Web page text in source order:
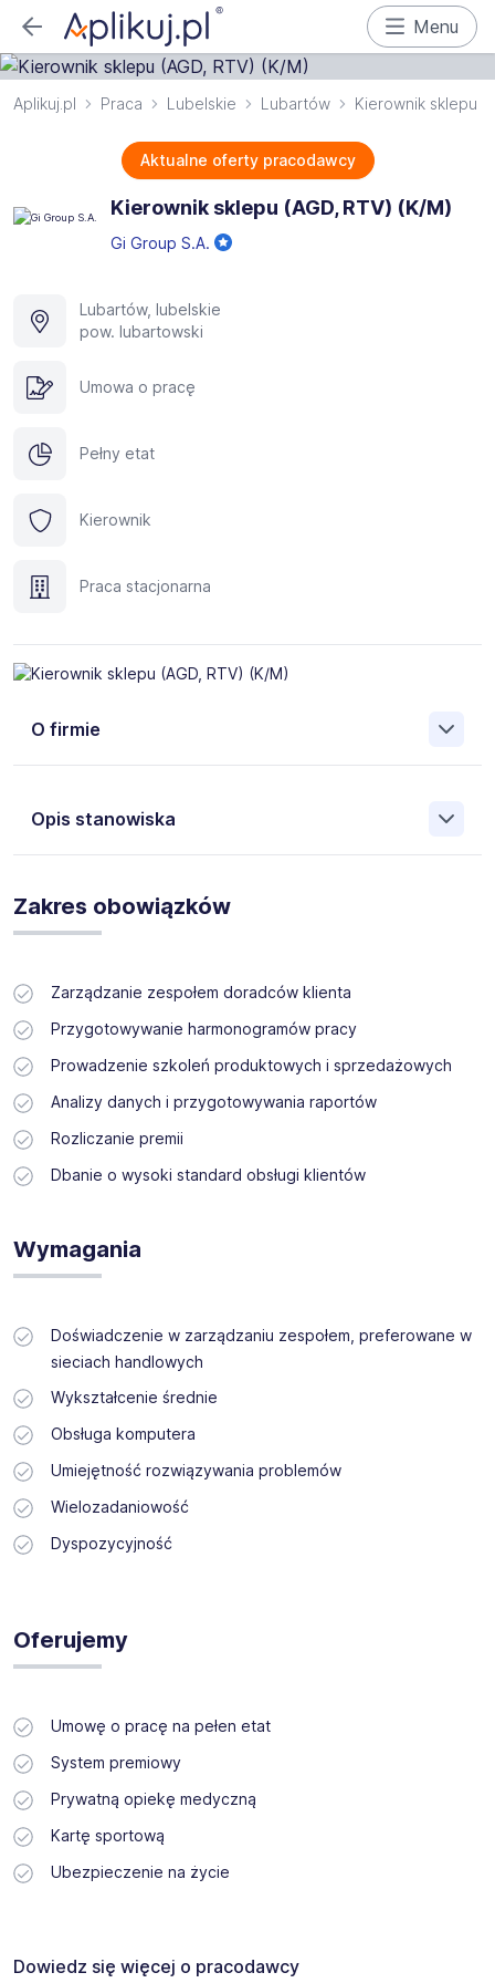
Menu
Aplikuj.pl Praca Lubelskie Lubartów Kierownik sklepu
Aktualne oferty pracodawcy
Kierownik sklepu (AGD, RTV) (K/M)
Gi Group S.A.
Lubartów, lubelskie
pow. lubartowski
Umowa o pracę
Pełny etat
Kierownik
Praca stacjonarna
O firmie
Opis stanowiska
Prowadzimy rekrutację dla sieci sklepów z artykułami RTV
i AGD.
Zakres obowiązków
Zarządzanie zespołem doradców klienta
Przygotowywanie harmonogramów pracy
Prowadzenie szkoleń produktowych i sprzedażowych
Analizy danych i przygotowywania raportów
Rozliczanie premii
Dbanie o wysoki standard obsługi klientów
Wymagania
Doświadczenie w zarządzaniu zespołem, preferowane w
sieciach handlowych
Wykształcenie średnie
Obsługa komputera
Umiejętność rozwiązywania problemów
Wielozadaniowość
Dyspozycyjność
Oferujemy
Umowę o pracę na pełen etat
System premiowy
Prywatną opiekę medyczną
Kartę sportową
Ubezpieczenie na życie
Dowiedz się więcej o pracodawcy